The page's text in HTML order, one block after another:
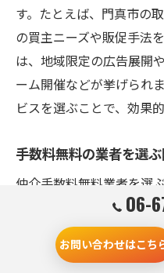
す。たとえば、門真市の
の買主ニーズや販促手法
は、地域限定の広告展開
ーム開催などが挙げられ
ビスを選ぶことで、効果
手数料無料の業者を選
仲介手数料無料業者を選
囲に注意が必要です。な
用が発生するケースがあ
作成や広告掲載などに費
06-
お問い合わせはこち